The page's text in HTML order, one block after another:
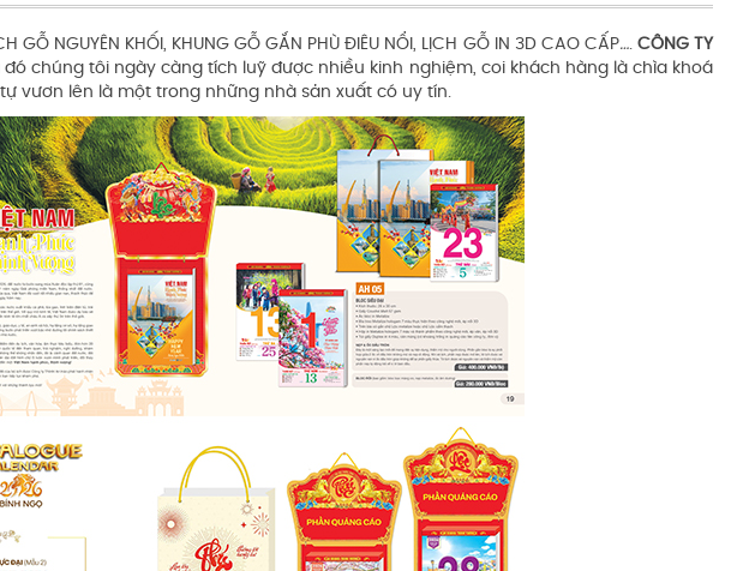
NGUYÊN KHỐI, KHUNG GỖ GẮN PHÙ ĐIÊU NỔI, LỊCH GỖ IN 3D CAO CẤP….CÔNG TY
chúng tôi ngày càng tích luỹ được nhiều kinh nghiệm, coi khách hàng là chìa khoá
vươn lên là một trong những nhà sản xuất có uy tín.